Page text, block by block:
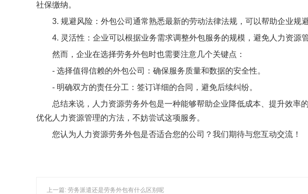
社保缴纳。
3. 规避风险：外包公司通常熟悉最新的劳动法律法规，可以帮助企业规
4. 灵活性：企业可以根据业务需求调整外包服务的规模，避免人力资源
然而，企业在选择劳务外包时也需要注意几个关键点：
- 选择值得信赖的外包公司：确保服务质量和数据的安全性。
- 明确双方的责任分工：签订详细的合同，避免后续纠纷。
总结来说，人力资源劳务外包是一种能够帮助企业降低成本、提升效率
优化人力资源管理的方法，不妨尝试这项服务。
您认为人力资源劳务外包是否适合您的公司？我们期待与您互动交流！
上一篇: 劳务派遣还是劳务外包有什么区别呢